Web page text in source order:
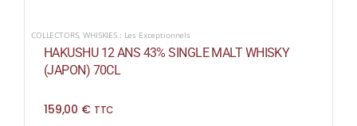
COLLECTORS,WHISKIES : Les Exceptionnels
HAKUSHU 12 ANS 43% SINGLE MALT WHISKY
(JAPON) 70CL
159,00 € TTC